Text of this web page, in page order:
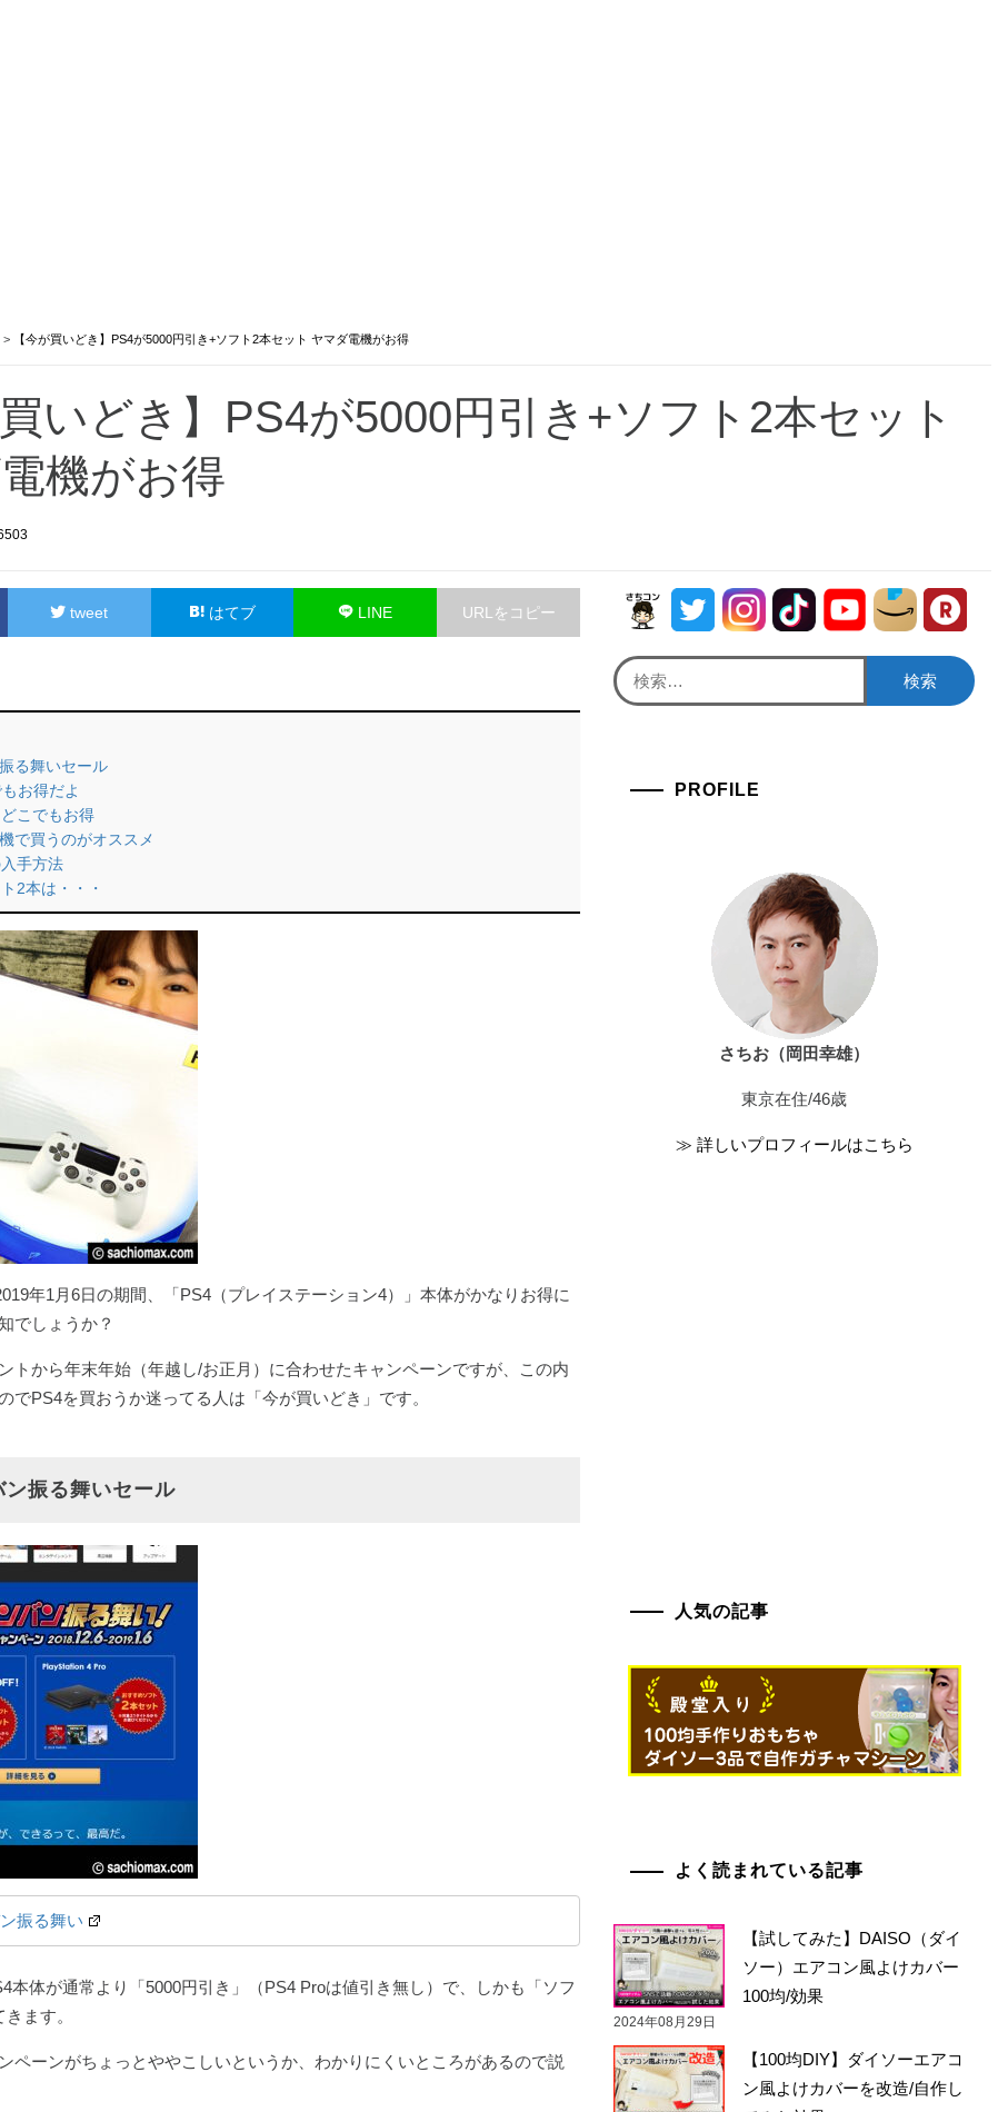
> 【今が買いどき】PS4が5000円引き+ソフト2本セット ヤマダ電機がお得
買いどき】PS4が5000円引き+ソフト2本セット
機がお得
tweet はてブ LINE URLをコピー
る舞いセール
お得だよ
こでもお得
で買うのがオススメ
手方法
2本は・・・
年1月6日の期間、「PS4（プレイステーション4）」本体がかなりお得に
でしょうか？
トから年末年始（年越し/お正月）に合わせたキャンペーンですが、この内
でPS4を買おうか迷ってる人は「今が買いどき」です。
ン振る舞いセール
振る舞い
本体が通常より「5000円引き」（PS4 Proは値引き無し）で、しかも「ソフ
ます。
ペーンがちょっとややこしいというか、わかりにくいところがあるので説
検
索:
PROFILE
さちお（岡田幸雄）
東京在住/46歳
≫ 詳しいプロフィールはこちら
人気の記事
よく読まれている記事
【試してみた】DAISO（ダイ
ソー）エアコン風よけカバー
100均/効果
2024年08月29日
【100均DIY】ダイソーエアコ
ン風よけカバーを改造/自作し